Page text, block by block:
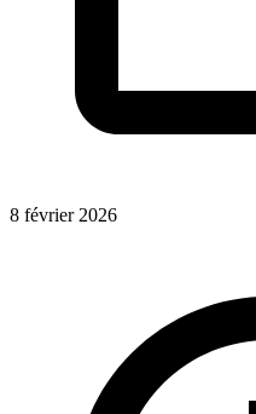
8 février 2026